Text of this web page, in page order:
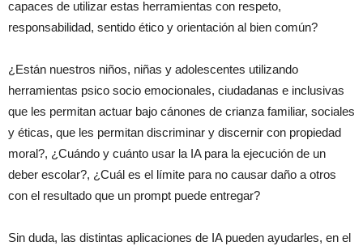
capaces de utilizar estas herramientas con respeto,
responsabilidad, sentido ético y orientación al bien común?
¿Están nuestros niños, niñas y adolescentes utilizando
herramientas psico socio emocionales, ciudadanas e inclusivas
que les permitan actuar bajo cánones de crianza familiar, sociales
y éticas, que les permitan discriminar y discernir con propiedad
moral?, ¿Cuándo y cuánto usar la IA para la ejecución de un
deber escolar?, ¿Cuál es el límite para no causar daño a otros
con el resultado que un prompt puede entregar?
Sin duda, las distintas aplicaciones de IA pueden ayudarles, en el